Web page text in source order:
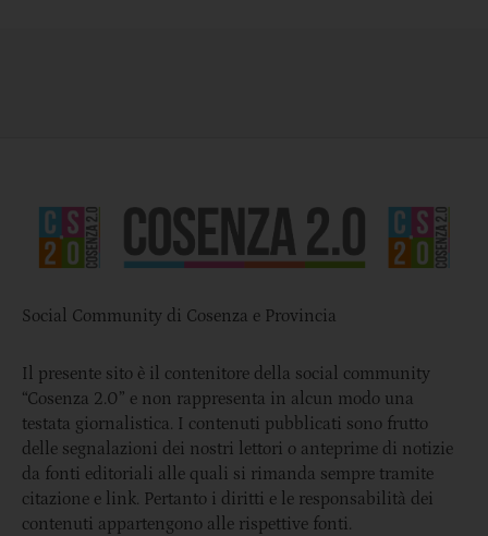
Social Community di Cosenza e Provincia
Il presente sito è il contenitore della social community
“Cosenza 2.0” e non rappresenta in alcun modo una
testata giornalistica. I contenuti pubblicati sono frutto
delle segnalazioni dei nostri lettori o anteprime di notizie
da fonti editoriali alle quali si rimanda sempre tramite
citazione e link. Pertanto i diritti e le responsabilità dei
contenuti appartengono alle rispettive fonti.